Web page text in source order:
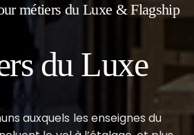
métiers du Luxe & Flagship
du Luxe
auxquels les enseignes du